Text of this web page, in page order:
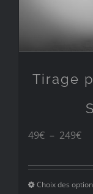
Tirage
49€ – 249€
Choix des